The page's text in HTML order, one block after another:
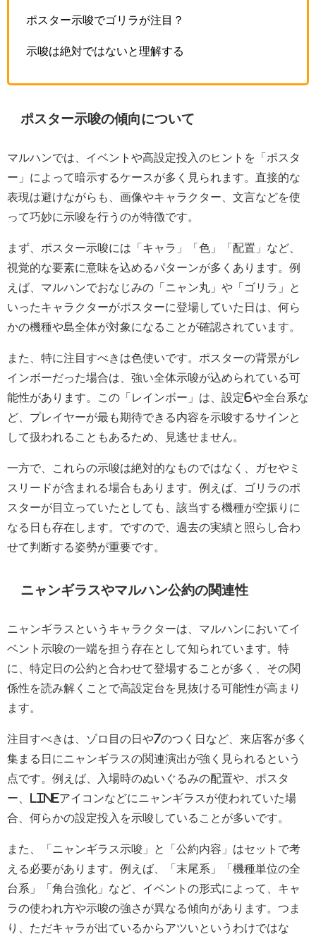
ポスター示唆でゴリラが注目？
示唆は絶対ではないと理解する
ポスター示唆の傾向について
マルハンでは、イベントや高設定投入のヒントを「ポスタ
ー」によって暗示するケースが多く見られます。直接的な
表現は避けながらも、画像やキャラクター、文言などを使
って巧妙に示唆を行うのが特徴です。
まず、ポスター示唆には「キャラ」「色」「配置」など、
視覚的な要素に意味を込めるパターンが多くあります。例
えば、マルハンでおなじみの「ニャン丸」や「ゴリラ」と
いったキャラクターがポスターに登場していた日は、何ら
かの機種や島全体が対象になることが確認されています。
また、特に注目すべきは色使いです。ポスターの背景がレ
インボーだった場合は、強い全体示唆が込められている可
能性があります。この「レインボー」は、設定6や全台系な
ど、プレイヤーが最も期待できる内容を示唆するサインと
して扱われることもあるため、見逃せません。
一方で、これらの示唆は絶対的なものではなく、ガセやミ
スリードが含まれる場合もあります。例えば、ゴリラのポ
スターが目立っていたとしても、該当する機種が空振りに
なる日も存在します。ですので、過去の実績と照らし合わ
せて判断する姿勢が重要です。
ニャンギラスやマルハン公約の関連性
ニャンギラスというキャラクターは、マルハンにおいてイ
ベント示唆の一端を担う存在として知られています。特
に、特定日の公約と合わせて登場することが多く、その関
係性を読み解くことで高設定台を見抜ける可能性が高まり
ます。
注目すべきは、ゾロ目の日や7のつく日など、来店客が多く
集まる日にニャンギラスの関連演出が強く見られるという
点です。例えば、入場時のぬいぐるみの配置や、ポスタ
ー、LINEアイコンなどにニャンギラスが使われていた場
合、何らかの設定投入を示唆していることが多いです。
また、「ニャンギラス示唆」と「公約内容」はセットで考
える必要があります。例えば、「末尾系」「機種単位の全
台系」「角台強化」など、イベントの形式によって、キャ
ラの使われ方や示唆の強さが異なる傾向があります。つま
り、ただキャラが出ているからアツいというわけではな